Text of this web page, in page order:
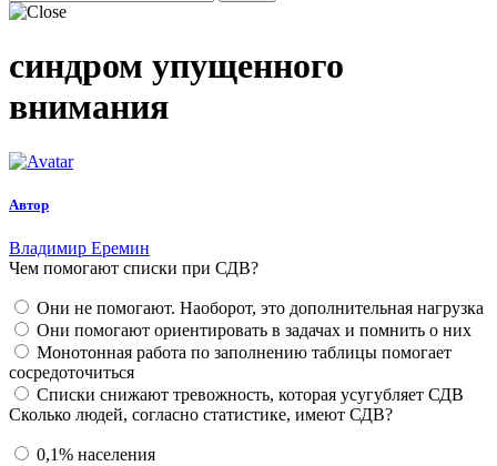
синдром упущенного
внимания
Автор
Владимир Еремин
Чем помогают списки при СДВ?
Они не помогают. Наоборот, это дополнительная нагрузка
Они помогают ориентировать в задачах и помнить о них
Монотонная работа по заполнению таблицы помогает
сосредоточиться
Списки снижают тревожность, которая усугубляет СДВ
Сколько людей, согласно статистике, имеют СДВ?
0,1% населения